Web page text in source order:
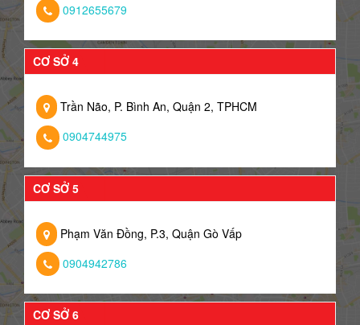
0912655679
CƠ SỞ 4
Trần Não, P. Bình An, Quận 2, TPHCM
0904744975
CƠ SỞ 5
Phạm Văn Đồng, P.3, Quận Gò Vấp
0904942786
CƠ SỞ 6